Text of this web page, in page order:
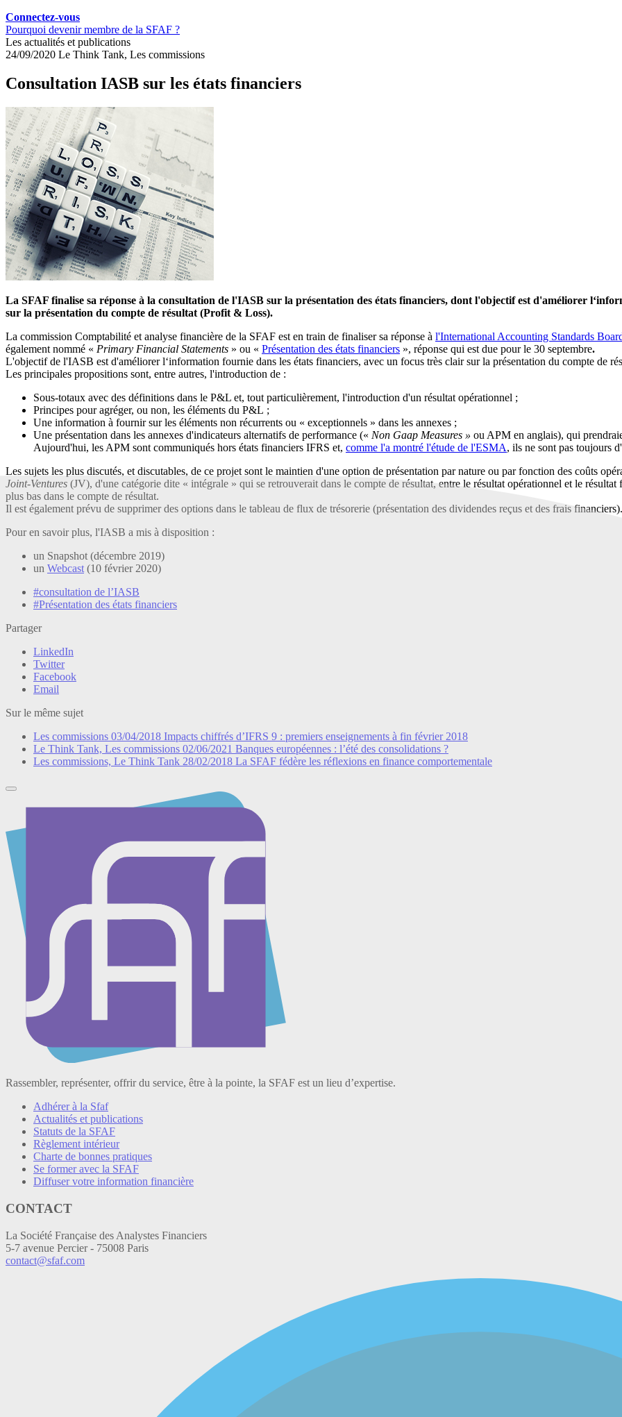
Connectez-vous
Pourquoi devenir membre de la SFAF ?
Les actualités et publications
24/09/2020 Le Think Tank, Les commissions
Consultation IASB sur les états financiers
La SFAF finalise sa réponse à la consultation de l'IASB sur la présentation des états financiers, dont l'objectif est d'améliorer
sur la présentation du compte de résultat (Profit & Loss).
La commission Comptabilité et analyse financière de la SFAF est en train de finaliser sa réponse à l'International Accounting Standards
également nommé « Primary Financial Statements » ou « Présentation des états financiers », réponse qui est due pour le 30 septembre.
L'objectif de l'IASB est d'améliorer l‘information fournie dans les états financiers, avec un focus très clair sur la présentation du compte de
Les principales propositions sont, entre autres, l'introduction de :
Sous-totaux avec des définitions dans le P&L et, tout particulièrement, l'introduction d'un résultat opérationnel ;
Principes pour agréger, ou non, les éléments du P&L ;
Une information à fournir sur les éléments non récurrents ou « exceptionnels » dans les annexes ;
Une présentation dans les annexes d'indicateurs alternatifs de performance (« Non Gaap Measures » ou APM en anglais), qui
Aujourd'hui, les APM sont communiqués hors états financiers IFRS et, comme l'a montré l'étude de l'ESMA, ils ne sont pas toujours
Les sujets les plus discutés, et discutables, de ce projet sont le maintien d'une option de présentation par nature ou par fonction des coûts
Joint-Ventures (JV), d'une catégorie dite « intégrale » qui se retrouverait dans le compte de résultat, entre le résultat opérationnel et le
plus bas dans le compte de résultat.
Il est également prévu de supprimer des options dans le tableau de flux de trésorerie (présentation des dividendes reçus et des frais financiers).
Pour en savoir plus, l'IASB a mis à disposition :
un Snapshot (décembre 2019)
un Webcast (10 février 2020)
#consultation de l’IASB
#Présentation des états financiers
Partager
LinkedIn
Twitter
Facebook
Email
Sur le même sujet
Les commissions 03/04/2018 Impacts chiffrés d’IFRS 9 : premiers enseignements à fin février 2018
Le Think Tank, Les commissions 02/06/2021 Banques européennes : l’été des consolidations ?
Les commissions, Le Think Tank 28/02/2018 La SFAF fédère les réflexions en finance comportementale
Rassembler, représenter, offrir du service, être à la pointe, la SFAF est un lieu d’expertise.
Adhérer à la Sfaf
Actualités et publications
Statuts de la SFAF
Règlement intérieur
Charte de bonnes pratiques
Se former avec la SFAF
Diffuser votre information financière
CONTACT
La Société Française des Analystes Financiers
5-7 avenue Percier - 75008 Paris
contact@sfaf.com